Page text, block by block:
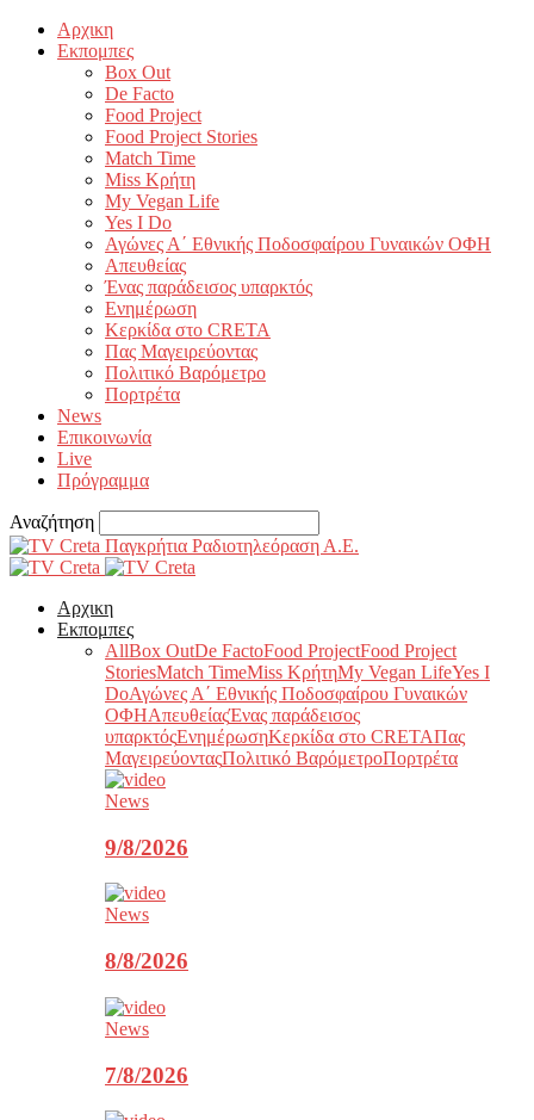
Αρχικη
Εκπομπες
Box Out
De Facto
Food Project
Food Project Stories
Match Time
Miss Κρήτη
My Vegan Life
Yes I Do
Αγώνες Α΄ Εθνικής Ποδοσφαίρου Γυναικών ΟΦΗ
Απευθείας
Ένας παράδεισος υπαρκτός
Ενημέρωση
Κερκίδα στο CRETA
Πας Μαγειρεύοντας
Πολιτικό Βαρόμετρο
Πορτρέτα
News
Επικοινωνία
Live
Πρόγραμμα
Αναζήτηση
Παγκρήτια Ραδιοτηλεόραση Α.Ε.
Αρχικη
Εκπομπες
AllBox OutDe FactoFood ProjectFood Project
StoriesMatch TimeMiss ΚρήτηMy Vegan LifeYes I
DoΑγώνες Α΄ Εθνικής Ποδοσφαίρου Γυναικών
ΟΦΗΑπευθείαςΈνας παράδεισος
υπαρκτόςΕνημέρωσηΚερκίδα στο CRETAΠας
ΜαγειρεύονταςΠολιτικό ΒαρόμετροΠορτρέτα
News
9/8/2026
News
8/8/2026
News
7/8/2026